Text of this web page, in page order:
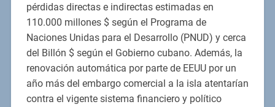
pérdidas directas e indirectas estimadas en
110.000 millones $ según el Programa de
Naciones Unidas para el Desarrollo (PNUD) y cerca
del Billón $ según el Gobierno cubano. Además, la
renovación automática por parte de EEUU por un
año más del embargo comercial a la isla atentarían
contra el vigente sistema financiero y político